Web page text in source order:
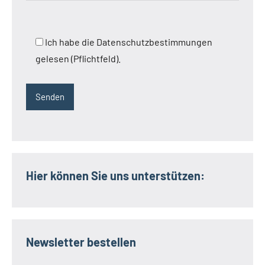
Ich habe die Datenschutzbestimmungen
gelesen (Pflichtfeld).
Hier können Sie uns unterstützen:
Newsletter bestellen